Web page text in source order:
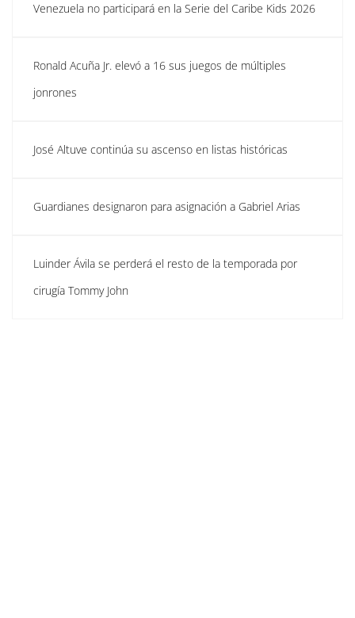
Venezuela no participará en la Serie del Caribe Kids 2026
Ronald Acuña Jr. elevó a 16 sus juegos de múltiples
jonrones
José Altuve continúa su ascenso en listas históricas
Guardianes designaron para asignación a Gabriel Arias
Luinder Ávila se perderá el resto de la temporada por
cirugía Tommy John